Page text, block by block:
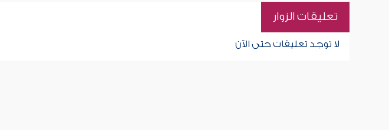
تعليقات الزوار
لا توجد تعليقات حتى الآن